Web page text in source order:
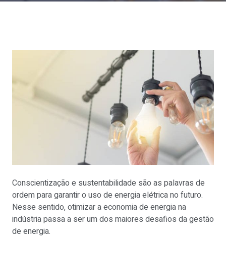
Conscientização e sustentabilidade são as palavras de
ordem para garantir o uso de energia elétrica no futuro.
Nesse sentido, otimizar a economia de energia na
indústria passa a ser um dos maiores desafios da gestão
de energia.